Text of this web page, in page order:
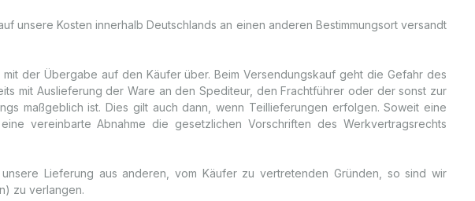
unsere Kosten innerhalb Deutschlands an einen anderen Bestimmungsort versandt
der Übergabe auf den Käufer über. Beim Versendungskauf geht die Gefahr des
mit Auslieferung der Ware an den Spediteur, den Frachtführer oder der sonst zur
maßgeblich ist. Dies gilt auch dann, wenn Teillieferungen erfolgen. Soweit eine
vereinbarte Abnahme die gesetzlichen Vorschriften des Werkvertragsrechts
Lieferung aus anderen, vom Käufer zu vertretenden Gründen, so sind wir
zu verlangen.